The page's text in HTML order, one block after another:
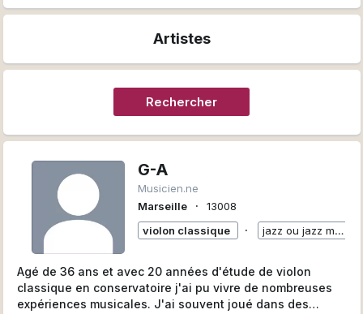
Artistes
Rechercher
G-A
Musicien.ne
Marseille
∙
13008
violon classique
∙ jazz ou jazz manouche
Agé de 36 ans et avec 20 années d'étude de violon
classique en conservatoire j'ai pu vivre de nombreuses
expériences musicales. J'ai souvent joué dans des